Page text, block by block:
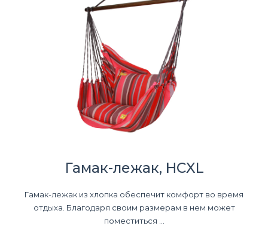
Гамак-лежак, HCXL
Гамак-лежак из хлопка обеспечит комфорт во время
отдыха. Благодаря своим размерам в нем может
поместиться ...